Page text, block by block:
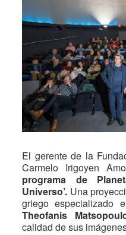
El gerente de la
Carmelo Irigoyen
programa de
Universo’. Una
griego especializado
Theofanis
calidad de sus